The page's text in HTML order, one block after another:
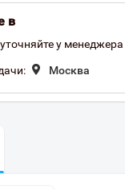
в
уточняйте у менеджера
Москва